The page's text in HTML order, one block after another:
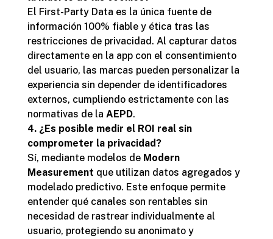
El First-Party Data es la única fuente de
información 100% fiable y ética tras las
restricciones de privacidad. Al capturar datos
directamente en la app con el consentimiento
del usuario, las marcas pueden personalizar la
experiencia sin depender de identificadores
externos, cumpliendo estrictamente con las
normativas de la AEPD.
4. ¿Es posible medir el ROI real sin
comprometer la privacidad?
Sí, mediante modelos de Modern
Measurement que utilizan datos agregados y
modelado predictivo. Este enfoque permite
entender qué canales son rentables sin
necesidad de rastrear individualmente al
usuario, protegiendo su anonimato y